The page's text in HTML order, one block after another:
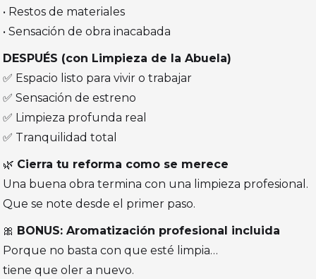
• Restos de materiales
• Sensación de obra inacabada
DESPUÉS (con Limpieza de la Abuela)
✅ Espacio listo para vivir o trabajar
✅ Sensación de estreno
✅ Limpieza profunda real
✅ Tranquilidad total
🌿 Cierra tu reforma como se merece
Una buena obra termina con una limpieza profesional.
Que se note desde el primer paso.
🎀 BONUS: Aromatización profesional incluida
Porque no basta con que esté limpia…
tiene que oler a nuevo.